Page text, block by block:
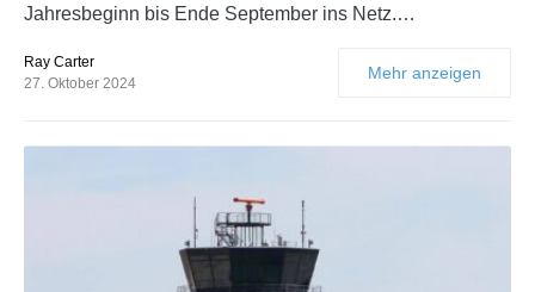
Jahresbeginn bis Ende September ins Netz.…
Ray Carter
27. Oktober 2024
Mehr anzeigen